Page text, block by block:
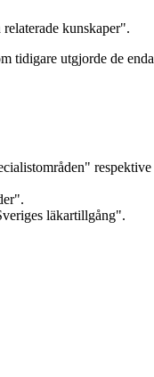
kunskaper".
tidigare utgjorde de enda
respektive
läkartillgång".